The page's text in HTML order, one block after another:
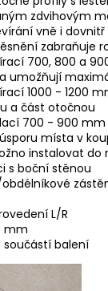
zdvihovým
vně i dovnitř
zabraňuje
700, 800 a
umožňují
1000 - 1200
a část otočnou
700 - 900
místa v
instalovat do
s boční stěnou
L/R
mm
součástí balení